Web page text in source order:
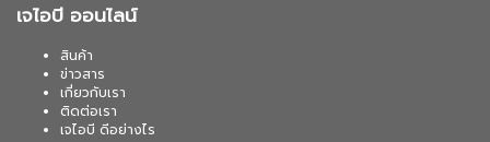
เจไอบี ออนไลน์
สินค้า
ข่าวสาร
เกี่ยวกับเรา
ติดต่อเรา
เจไอบี ดีอย่างไร